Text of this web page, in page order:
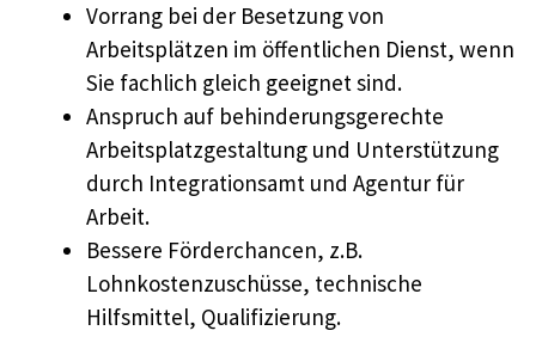
Vorrang bei der Besetzung von
Arbeitsplätzen im öffentlichen Dienst, wenn
Sie fachlich gleich geeignet sind.
Anspruch auf behinderungsgerechte
Arbeitsplatzgestaltung und Unterstützung
durch Integrationsamt und Agentur für
Arbeit.
Bessere Förderchancen, z.B.
Lohnkostenzuschüsse, technische
Hilfsmittel, Qualifizierung.